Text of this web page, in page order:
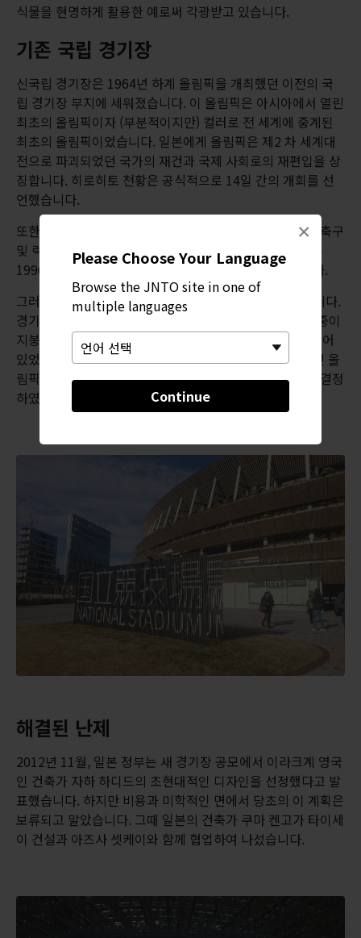
Please Choose Your Language
Browse the JNTO site in one of
multiple languages
Continue
×
식물을 현명하게 활용한 예로써 각광받고 있습니다.
기존 국립 경기장
신국립 경기장은 1964년 하계 올림픽을 개최했던 이전의 국
립 경기장 부지에 세워졌습니다. 이 올림픽은 아시아에서 열린
최초의 올림픽이자 (부분적이지만) 컬러로 전 세계에 중계된
최초의 올림픽이었습니다. 일본에게 올림픽은 제2 차 세계대
전으로 파괴되었던 국가의 재건과 국제 사회로의 재편입을 상
징합니다. 히로히토 천황은 공식적으로 14일 간의 개회를 선
언했습니다.
또한 이 경기장은 아시안 게임 및 육상 세계선수권대회와 축구
및 럭비 국내외 경기를 개최한 바 있습니다. 게다가 이곳은
1996년 ‘쓰리 테너스' 콘서트가 열렸던 장소이기도 합니다.
그러나 이렇게 풍부한 역사에도 불구하고 문제가 있었습니다.
경기장의 수용 인원은 60,000석 미만이었고 대부분의 관중이
지붕 없이 노출되는 디자인이었으며 전체적으로 노후화되어
있었습니다. 그래서 일본 정부는 이 경기장을 헐고 2020년 올
림픽 유치에 알맞는 최첨단 시설을 갖춘 경기장을 짓기로 결정
하였습니다.
해결된 난제
2012년 11월, 일본 정부는 새 경기장 공모에서 이라크계 영국
인 건축가 자하 하디드의 초현대적인 디자인을 선정했다고 발
표했습니다. 하지만 비용과 미학적인 면에서 당초의 이 계획은
보류되고 말았습니다. 그때 일본의 건축가 쿠마 켄고가 타이세
이 건설과 아즈사 셋케이와 함께 협업하여 나섰습니다.